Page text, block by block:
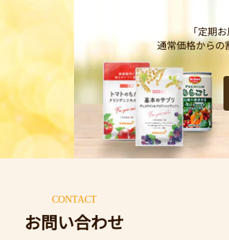
「定期
通常価格からの
CONTACT
お問い合わせ